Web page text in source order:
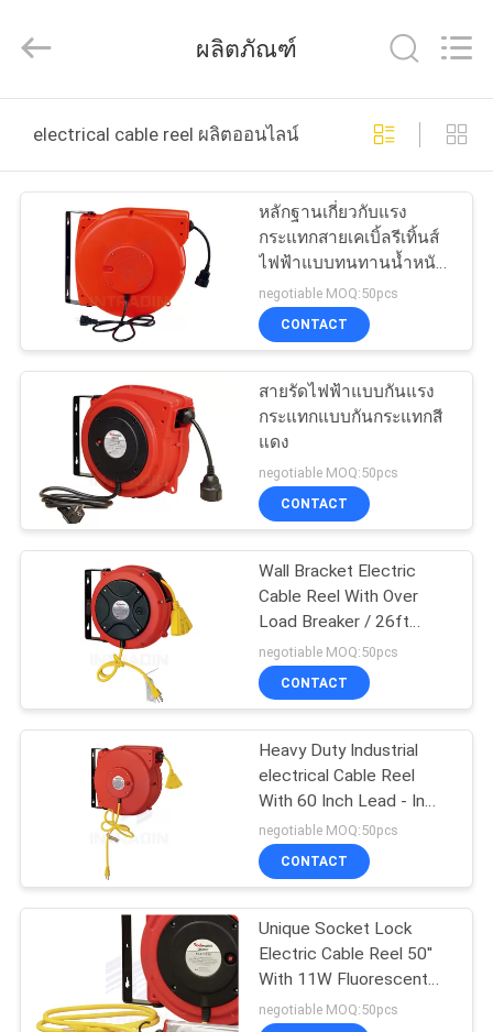
บ้าน
สินค้า
วิดีโอ
เกี่ยว
ทัวร์
โรงงาน
ควบคุม
คุณภาพ
เรา
Intradin（Shanghai）
Ltd.
Reserved.
ผลิตภัณฑ์
electrical cable reel ผลิตออนไลน์
หลักฐานเกี่ยวกับแรง
กระแทกสายเคเบิ้ลรีเทิ้นส์
ไฟฟ้าแบบทนทานน้ำหนัก
ความยาวสายเคเบิล 10
เมตร - 15 เมตร
negotiable MOQ:50pcs
CONTACT
สายรัดไฟฟ้าแบบกันแรง
กระแทกแบบกันกระแทกสี
แดง
negotiable MOQ:50pcs
CONTACT
Wall Bracket Electric
Cable Reel With Over
Load Breaker / 26ft
Electrical Cord Reels
negotiable MOQ:50pcs
CONTACT
Heavy Duty Industrial
electrical Cable Reel
With 60 Inch Lead - In
Cord , Electric Cord Reel
negotiable MOQ:50pcs
CONTACT
Unique Socket Lock
Electric Cable Reel 50''
With 11W Fluorescent
Lamp
negotiable MOQ:50pcs